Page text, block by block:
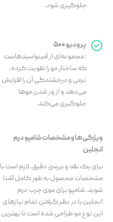
جلوگیری شود.
پرودیو ۵۰۰
: مجموعه‌ای از آمینواسیدهاست
که ساختار مو را تقویت کرده،
نرمی و درخشندگی آن را افزایش
می‌دهد و از وز شدن موها
جلوگیری می‌کند.
ویژگی‌ها و مشخصات شامپو درم
انجلین
برای یک نقد و بررسی دقیق، لازم است با
مشخصات محصول به طور کامل آشنا
شوید. شامپو برای موی چرب درم
انجلین با در نظر گرفتن تمام نیازهای
این نوع مو طراحی شده است تا بهترین